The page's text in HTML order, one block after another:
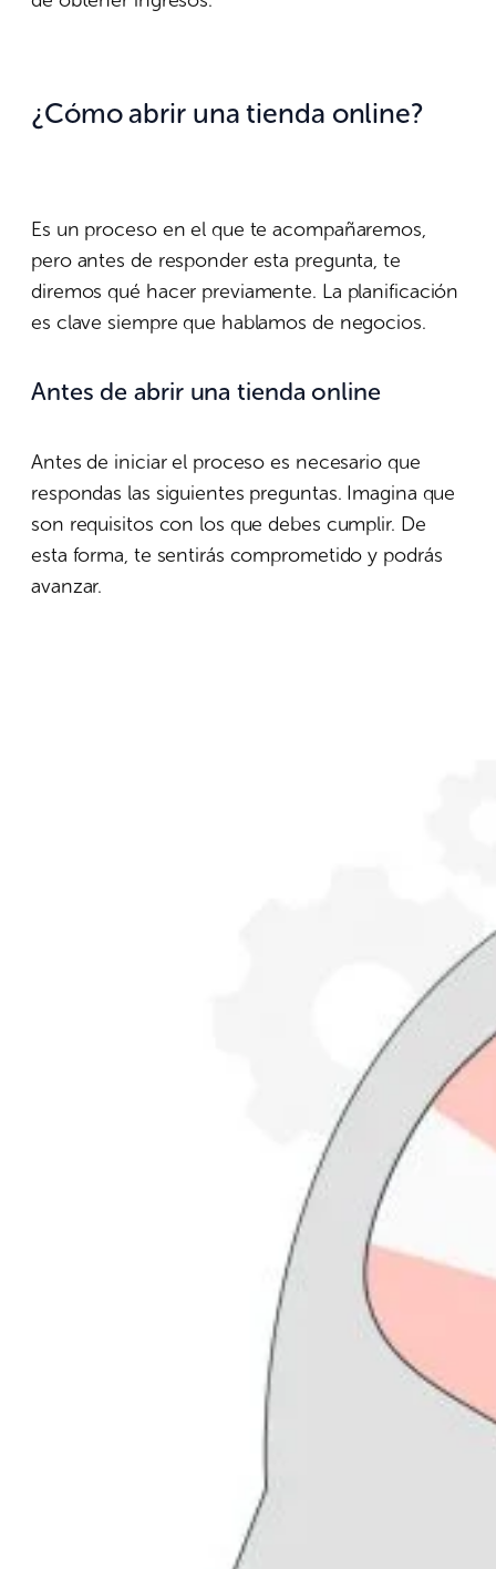
¿Cómo abrir una tienda online?
Es un proceso en el que te acompañaremos,
pero antes de responder esta pregunta, te
diremos qué hacer previamente. La planificación
es clave siempre que hablamos de negocios.
Antes de abrir una tienda online
Antes de iniciar el proceso es necesario que
respondas las siguientes preguntas. Imagina que
son requisitos con los que debes cumplir. De
esta forma, te sentirás comprometido y podrás
avanzar.